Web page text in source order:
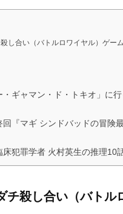
し合い（バトルロワイヤル）ゲーム
・ギャマン・ド・トキオ
回『マギ シンドバッドの冒
床犯罪学者 火村英生の推理
チ殺し合い（バトル